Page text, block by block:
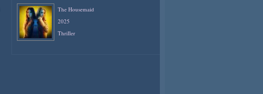
The Housemaid
2025
Thriller